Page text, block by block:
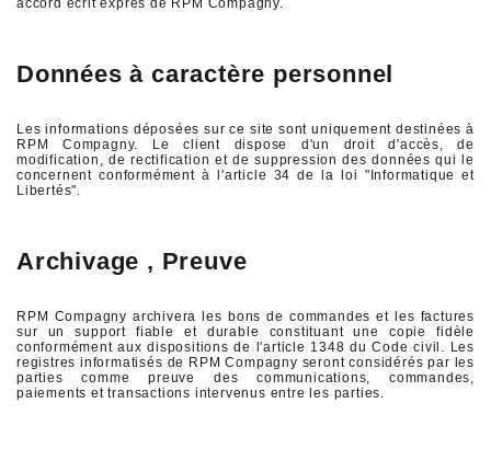
accord écrit exprès de RPM Compagny.
Données à caractère personnel
Les informations déposées sur ce site sont uniquement destinées à
RPM Compagny. Le client dispose d'un droit d'accès, de
modification, de rectification et de suppression des données qui le
concernent conformément à l'article 34 de la loi "Informatique et
Libertés".
Archivage , Preuve
RPM Compagny archivera les bons de commandes et les factures
sur un support fiable et durable constituant une copie fidèle
conformément aux dispositions de l'article 1348 du Code civil. Les
registres informatisés de RPM Compagny seront considérés par les
parties comme preuve des communications, commandes,
paiements et transactions intervenus entre les parties.